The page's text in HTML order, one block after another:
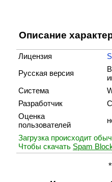
Описание
Лицензия
Русская версия
Система
Разработчик
Оценка
пользователей
Загрузка происходит
Чтобы скачать Spam